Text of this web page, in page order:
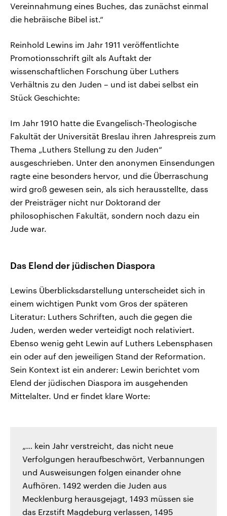
Vereinnahmung eines Buches, das zunächst einmal
die hebräische Bibel ist.“
Reinhold Lewins im Jahr 1911 veröffentlichte
Promotionsschrift gilt als Auftakt der
wissenschaftlichen Forschung über Luthers
Verhältnis zu den Juden – und ist dabei selbst ein
Stück Geschichte:
Im Jahr 1910 hatte die Evangelisch-Theologische
Fakultät der Universität Breslau ihren Jahrespreis zum
Thema „Luthers Stellung zu den Juden“
ausgeschrieben. Unter den anonymen Einsendungen
ragte eine besonders hervor, und die Überraschung
wird groß gewesen sein, als sich herausstellte, dass
der Preisträger nicht nur Doktorand der
philosophischen Fakultät, sondern noch dazu ein
Jude war.
Das Elend der jüdischen Diaspora
Lewins Überblicksdarstellung unterscheidet sich in
einem wichtigen Punkt vom Gros der späteren
Literatur: Luthers Schriften, auch die gegen die
Juden, werden weder verteidigt noch relativiert.
Ebenso wenig geht Lewin auf Luthers Lebensphasen
ein oder auf den jeweiligen Stand der Reformation.
Sein Kontext ist ein anderer: Lewin berichtet vom
Elend der jüdischen Diaspora im ausgehenden
Mittelalter. Und er findet klare Worte:
„… kein Jahr verstreicht, das nicht neue
Verfolgungen heraufbeschwört, Verbannungen
und Ausweisungen folgen einander ohne
Aufhören. 1492 werden die Juden aus
Mecklenburg herausgejagt, 1493 müssen sie
das Erzstift Magdeburg verlassen, 1495